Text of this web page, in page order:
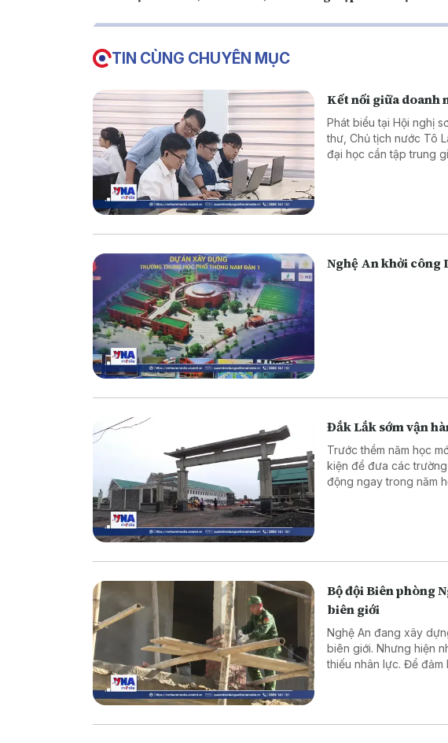
TIN CÙNG CHUYÊN MỤC
Kết nối giữa doanh
Phát biểu tại Hội nghị
thư, Chủ tịch nước Tô
đại học cần tập trung
thực.
Nghệ An khởi công
Đắk Lắk sớm vận
Trước thềm năm học
kiện để đưa các
động ngay trong năm
Bộ đội Biên phòng
biên giới
Nghệ An đang xây
biên giới. Nhưng hiện
thiếu nhân lực. Để